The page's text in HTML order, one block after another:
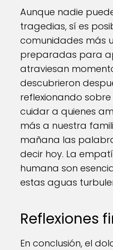
Aunque nadie
tragedias, sí es
comunidades más
preparadas para
atraviesan
descubrieron
reflexionando
cuidar a quienes
más a nuestra
mañana las
decir hoy. La
humana son
estas aguas
Reflexiones
En conclusión, el